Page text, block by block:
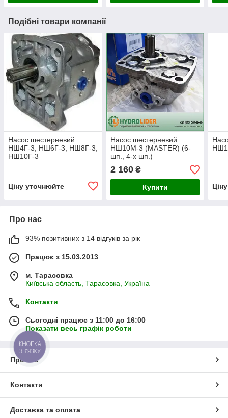
Подібні товари компанії
Насос шестерневий
НШ4Г-3, НШ6Г-3, НШ8Г-3,
НШ10Г-3
Ціну уточнюйте
Насос шестерневий
НШ10М-3 (MASTER) (6-
шп., 4-х шп.)
2 160₴
Купити
Про нас
93% позитивних з 14 відгуків за рік
Працює з 15.03.2013
м. Тарасовка
Київська область, Тарасовка, Україна
Контакти
Сьогодні працює з 11:00 до 16:00
Показати весь графік роботи
Про нас
Контакти
Доставка та оплата
КНОПКА
ЗВ'ЯЗКУ